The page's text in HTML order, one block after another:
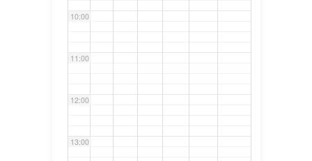
10:00
11:00
12:00
13:00